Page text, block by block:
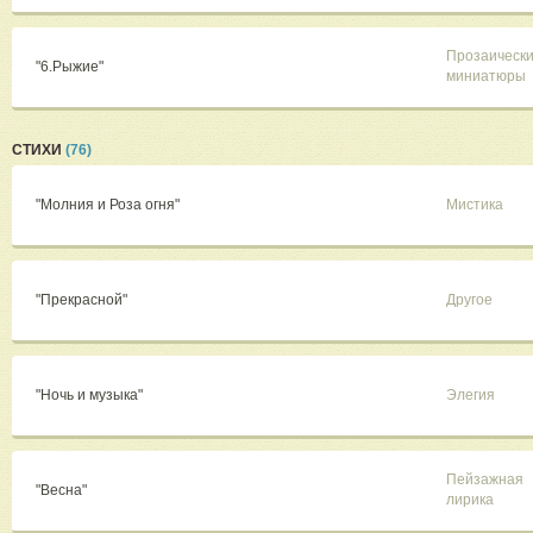
"6.Рыжие"
миниатюры
СТИХИ (76)
"Молния и Роза огня" Мистика
"Прекрасной" Другое
"Ночь и музыка" Элегия
"Весна"
Пейзажная
лирика